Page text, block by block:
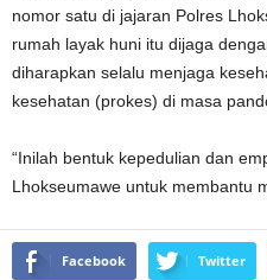
nomor satu di jajaran Polres
rumah layak huni itu dijaga
diharapkan selalu menjaga
kesehatan (prokes) di masa
“Inilah bentuk kepedulian dan
Lhokseumawe untuk membantu
Facebook Twitter